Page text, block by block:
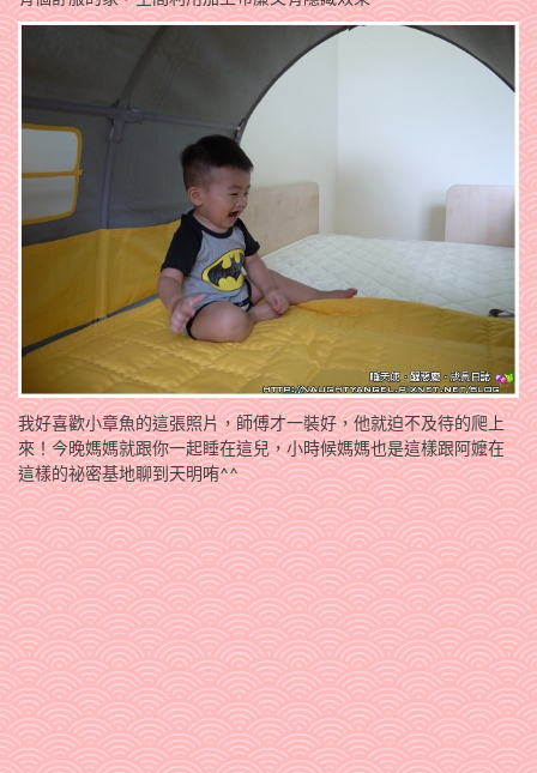
我好喜歡小章魚的這張照片，師傅才一裝好，他就迫不及待的爬上
來！今晚媽媽就跟你一起睡在這兒，小時候媽媽也是這樣跟阿嬤在
這樣的祕密基地聊到天明哊^^